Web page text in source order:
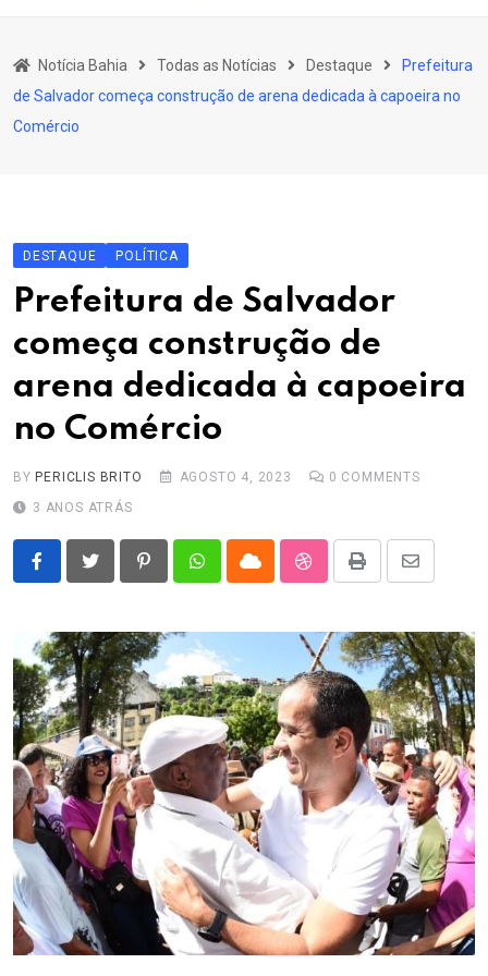
Educação
Política
Notícia Bahia Todas as Notícias Destaque
Prefeitura
de Salvador começa construção de arena dedicada à capoeira no
Comércio
DESTAQUE POLÍTICA
Prefeitura de Salvador
começa construção de
arena dedicada à capoeira
no Comércio
BY PERICLIS BRITO AGOSTO 4, 2023 0 COMMENTS
3 ANOS ATRÁS
PinterestWhatsappCloud StumbleUpon
Print
Share
Email